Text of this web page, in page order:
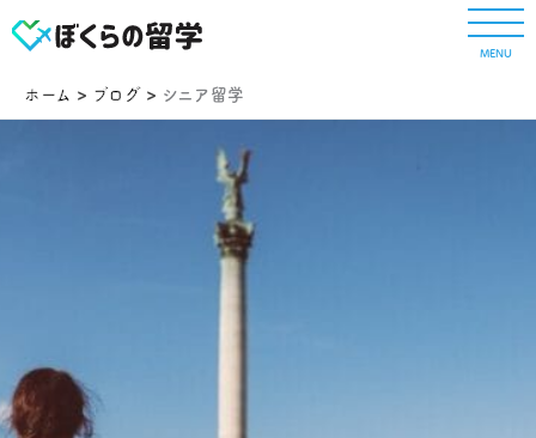
容
キ
MENU
ホーム ブログ シニア留学